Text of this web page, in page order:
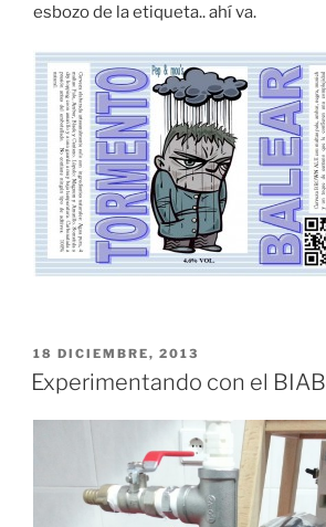
esbozo de la etiqueta.. ahí va.
PUBLICADO
EL
18 DICIEMBRE, 2013
Experimentando con el BIAB